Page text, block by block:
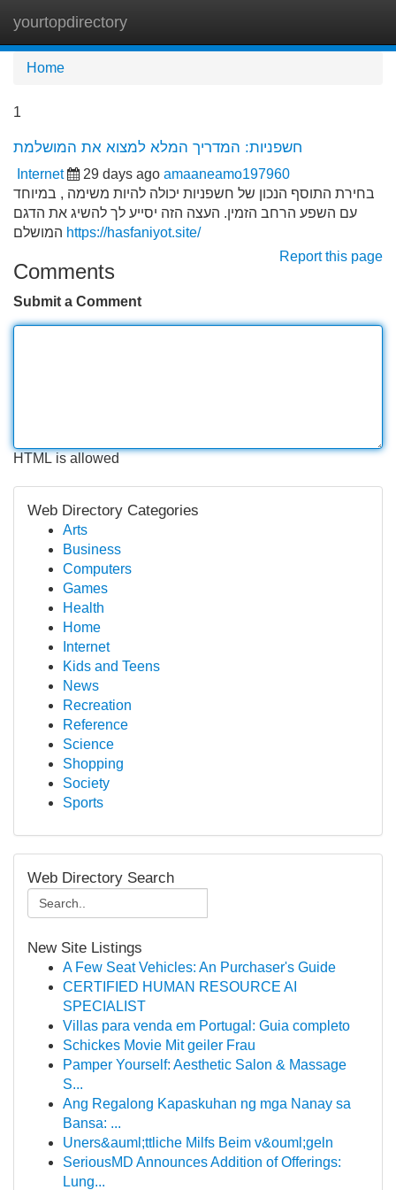
yourtopdirectory
Home
1
חשפניות: המדריך המלא למצוא את המושלמת
Internet 29 days ago amaaneamo197960
בחירת התוסף הנכון של חשפניות יכולה להיות משימה , במיוחד
עם השפע הרחב הזמין. העצה הזה יסייע לך להשיג את הדגם
https://hasfaniyot.site/
Report this page
Comments
Submit a Comment
HTML is allowed
Web Directory Categories
Arts
Business
Computers
Games
Health
Home
Internet
Kids and Teens
News
Recreation
Reference
Science
Shopping
Society
Sports
Web Directory Search
New Site Listings
A Few Seat Vehicles: An Purchaser's Guide
CERTIFIED HUMAN RESOURCE AI
SPECIALIST
Villas para venda em Portugal: Guia completo
Schickes Movie Mit geiler Frau
Pamper Yourself: Aesthetic Salon & Massage
S...
Ang Regalong Kapaskuhan ng mga Nanay sa
Bansa: ...
Uners&auml;ttliche Milfs Beim v&ouml;geln
SeriousMD Announces Addition of Offerings:
Lung...